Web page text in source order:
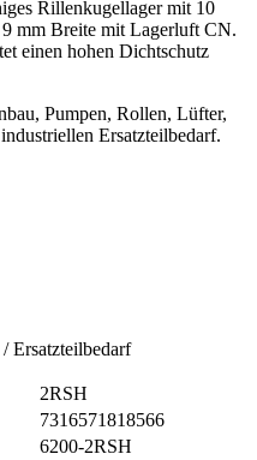
Rillenkugellager mit 10
mm Breite mit Lagerluft CN.
einen hohen Dichtschutz
Pumpen, Rollen, Lüfter,
Ersatzteilbedarf.
Ersatzteilbedarf
2RSH
7316571818566
6200-2RSH